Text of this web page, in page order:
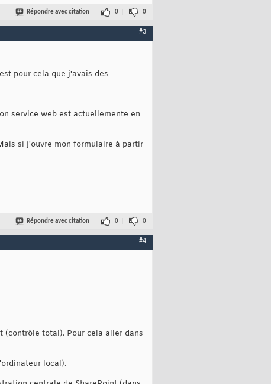
Répondre avec citation 0 0
#3
pour cela que j'avais des
service web est actuellemente en
si j'ouvre mon formulaire à partir
Répondre avec citation 0 0
#4
(contrôle total). Pour cela aller dans
local).